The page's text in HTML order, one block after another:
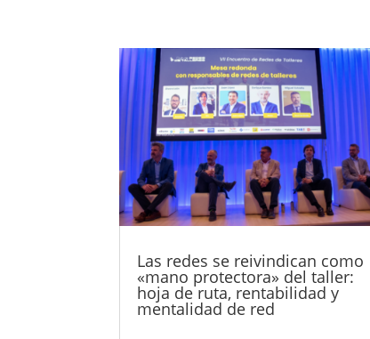
Las redes se reivindican como
«mano protectora» del taller:
hoja de ruta, rentabilidad y
mentalidad de red